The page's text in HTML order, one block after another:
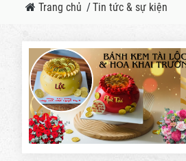
Trang chủ /Tin tức & sự kiện